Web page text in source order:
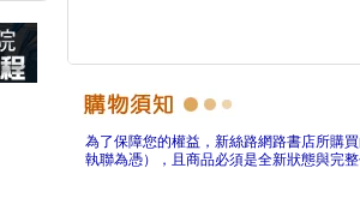
為了保障您的權益，新絲路網路書店所購
執聯為憑），且商品必須是全新狀態與完